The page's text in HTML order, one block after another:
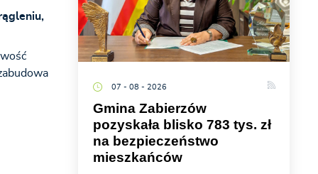
07 - 08 - 2026
Gmina Zabierzów
pozyskała blisko 783 tys. zł
na bezpieczeństwo
mieszkańców